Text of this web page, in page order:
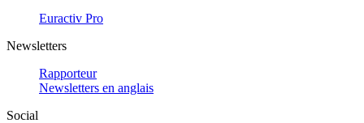
Euractiv Pro
Newsletters
Rapporteur
Newsletters en anglais
Social